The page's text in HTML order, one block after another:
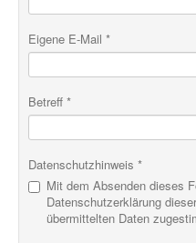
Eigene E-Mail *
Betreff *
Datenschutzhinweis *
Mit dem Absenden dieses
Datenschutzerklärung
übermittelten Daten